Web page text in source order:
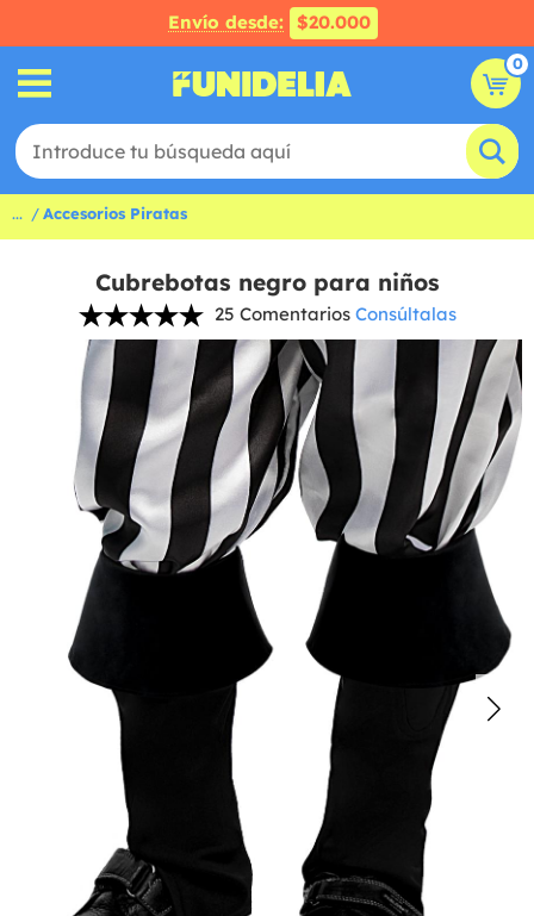
Envío desde: $20.000
0
... Accesorios Piratas
Cubrebotas negro para niños
25 Comentarios Consúltalas